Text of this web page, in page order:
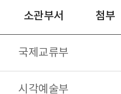
소관부서 첨부
국제교류부
시각예술부